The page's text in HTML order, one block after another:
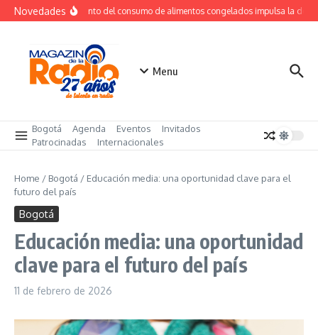
Saltar al contenido
NovedadesCrecimiento del consumo de alimentos congelados impulsa la
Menu
Bogotá Agenda Eventos
Invitados
Patrocinadas
Internacionales
Home / Bogotá / Educación media: una oportunidad clave para el
futuro del país
Bogotá
Educación media: una oportunidad
clave para el futuro del país
11 de febrero de 2026